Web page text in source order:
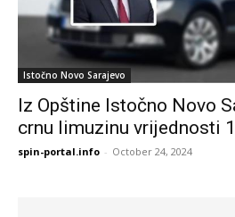
Istočno Novo Sarajevo
Iz Opštine Istočno Novo
crnu limuzinu vrijednosti
spin-portal.info - October 24, 2024